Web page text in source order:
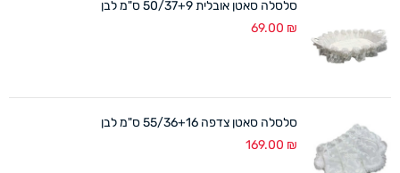
סלסלה סאטן אובלית 50/37+9 ס"מ לבן
69.00 ₪
סלסלה סאטן צדפה 55/36+16 ס"מ לבן
169.00 ₪